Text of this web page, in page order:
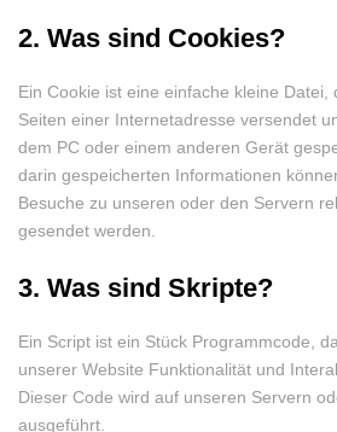
2. Was sind Cookies?
Ein Cookie ist eine einfache kleine Datei,
Seiten einer Internetadresse versendet
dem PC oder einem anderen Gerät
darin gespeicherten Informationen
Besuche zu unseren oder den Servern
gesendet werden.
3. Was sind Skripte?
Ein Script ist ein Stück Programmcode,
unserer Website Funktionalität und
Dieser Code wird auf unseren Servern
ausgeführt.